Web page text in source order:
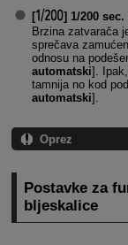
[ ] 1/200
Brzina zatvarača
sprečava
odnosu na
automatski].
tamnija no kod
automatski].
Oprez
Postavke za
bljeskalice